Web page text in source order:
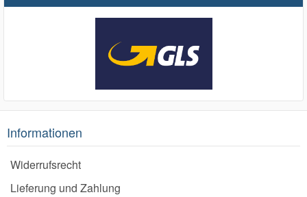
Informationen
Widerrufsrecht
Lieferung und Zahlung